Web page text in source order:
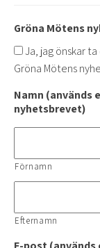
Gröna Mötens
Ja, jag önskar
Gröna Mötens
Namn
nyhetsbrevet)
Förnamn
Efternamn